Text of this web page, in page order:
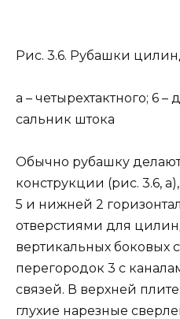
Рис. 3.6. Рубашки
а – четырехтактного; 6 –
сальник штока
Обычно рубашку
конструкции (рис. 3.6,
5 и нижней 2
отверстиями для
вертикальных бо­ковых
перегородок 3 с
связей. В верхней
глухие нарезные